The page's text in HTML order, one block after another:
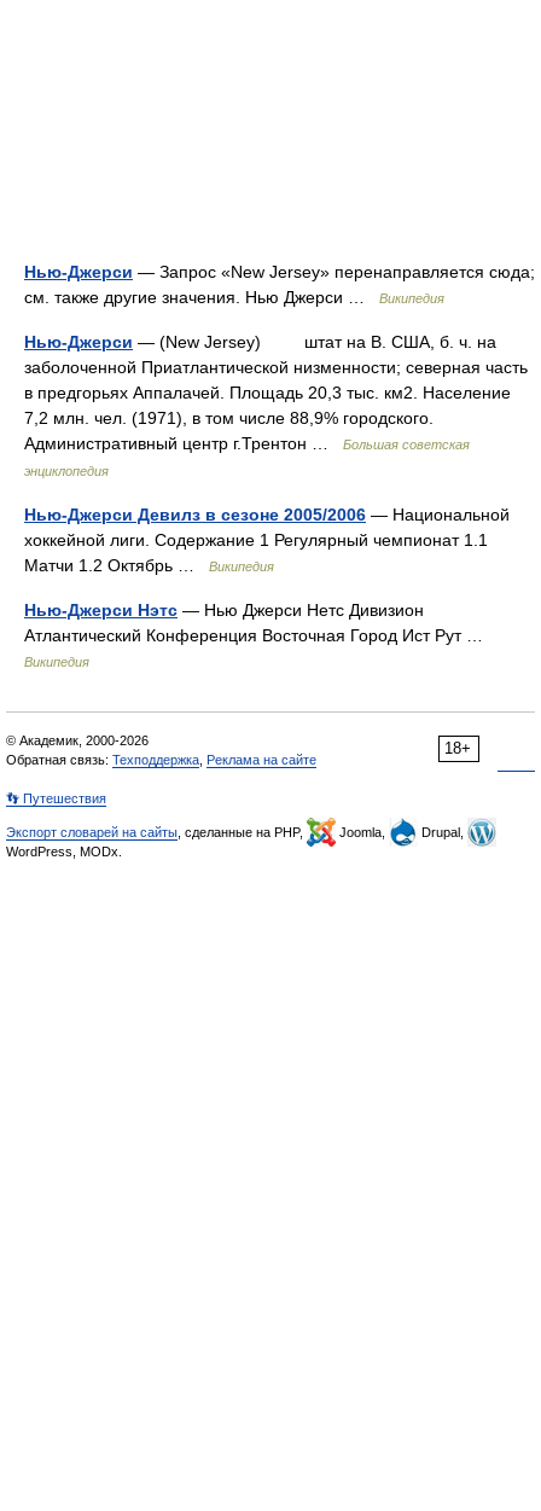
Нью-Джерси — Запрос «New Jersey» перенаправляется сюда;
см. также другие значения. Нью Джерси …
Википедия
Нью-Джерси — (New Jersey) штат на В. США, б. ч. на
заболоченной Приатлантической низменности; северная часть
в предгорьях Аппалачей. Площадь 20,3 тыс. км2. Население
7,2 млн. чел. (1971), в том числе 88,9% городского.
Административный центр г.Трентон …
Большая советская
энциклопедия
Нью-Джерси Девилз в сезоне 2005/2006 — Национальной
хоккейной лиги. Содержание 1 Регулярный чемпионат 1.1
Матчи 1.2 Октябрь …
Википедия
Нью-Джерси Нэтс — Нью Джерси Нетс Дивизион
Атлантический Конференция Восточная Город Ист Рут …
Википедия
18+
© Академик, 2000-2026
Обратная связь: Техподдержка Реклама на сайте
👣 Путешествия
Экспорт словарей на сайты , сделанные на PHP, Joomla,
Drupal,
WordPress, MODx.